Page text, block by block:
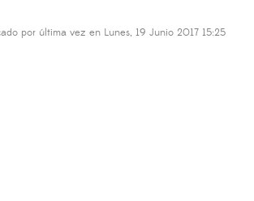
por última vez en Lunes, 19 Junio 2017 15:25